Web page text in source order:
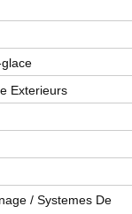
Exterieurs
/ Systemes De